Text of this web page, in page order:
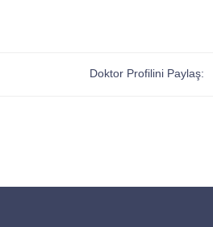
Doktor Profilini Paylaş: